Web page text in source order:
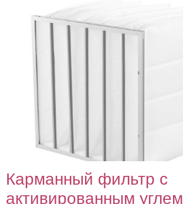
Карманный фильтр с
активированным углем